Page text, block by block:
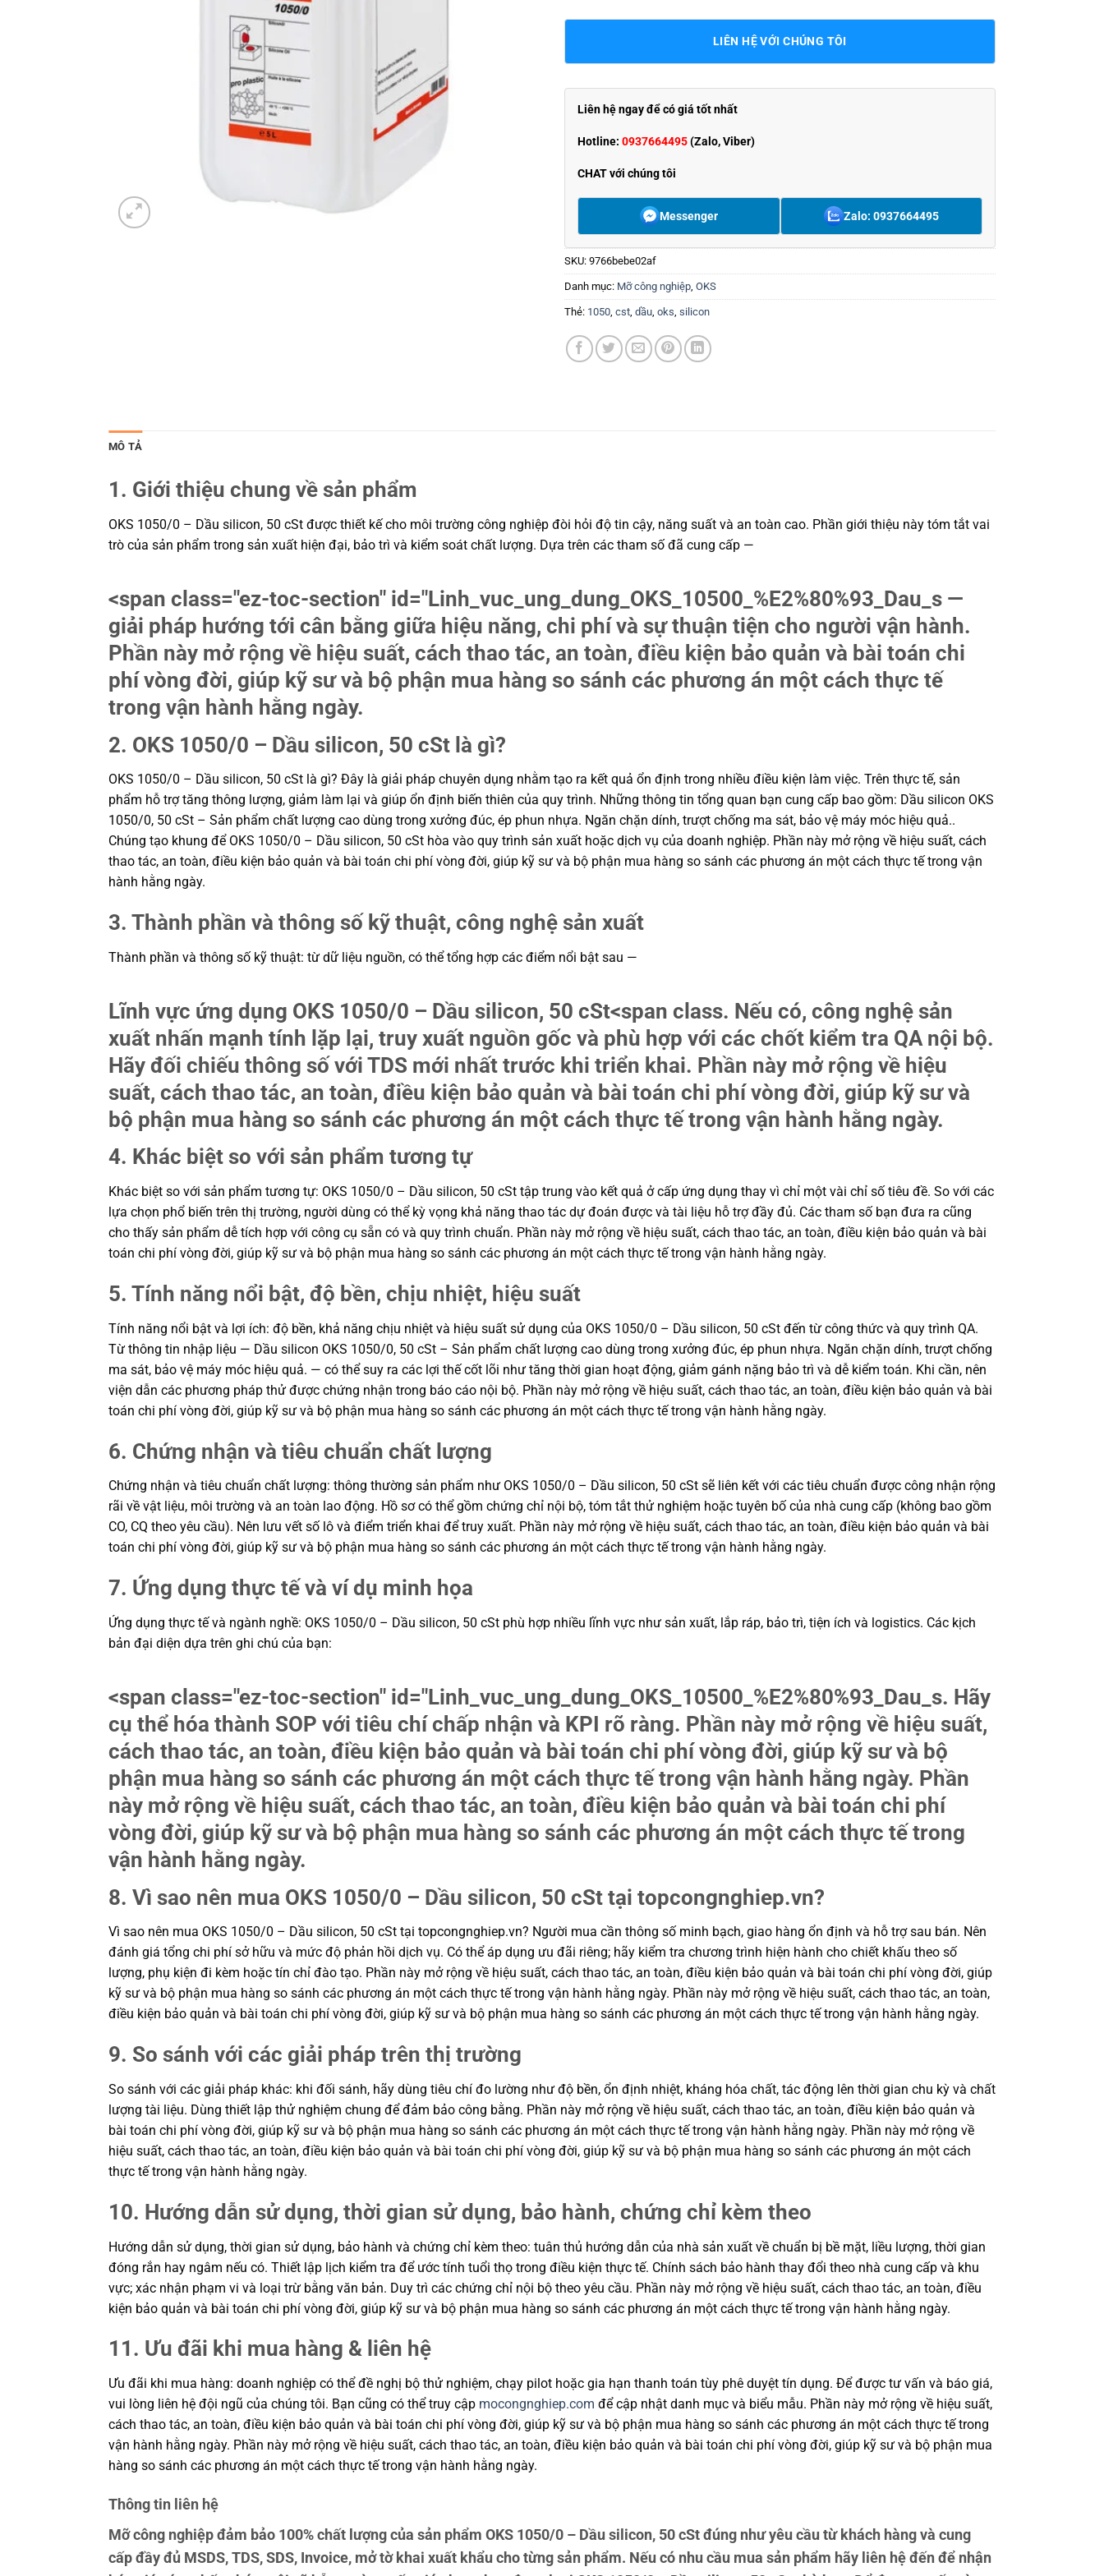
LIÊN HỆ VỚI CHÚNG TÔI
Liên hệ ngay để có giá tốt nhất
Hotline: 0937664495(Zalo, Viber)
CHAT với chúng tôi
Messenger Zalo: 0937664495
SKU: 9766bebe02af
Danh mục: Mỡ công nghiệp, OKS
Thẻ: 1050, cst, dầu, oks, silicon
MÔ TẢ
1. Giới thiệu chung về sản phẩm
OKS 1050/0 – Dầu silicon, 50 cSt được thiết kế cho môi trường công nghiệp đòi hỏi độ tin cậy, năng suất và an toàn cao. Phần giới thiệu này tóm tắt vai
trò của sản phẩm trong sản xuất hiện đại, bảo trì và kiểm soát chất lượng. Dựa trên các tham số đã cung cấp —
<span class="ez-toc-section" id="Linh_vuc_ung_dung_OKS_10500_%E2%80%93_Dau_s —
giải pháp hướng tới cân bằng giữa hiệu năng, chi phí và sự thuận tiện cho người vận hành.
Phần này mở rộng về hiệu suất, cách thao tác, an toàn, điều kiện bảo quản và bài toán chi
phí vòng đời, giúp kỹ sư và bộ phận mua hàng so sánh các phương án một cách thực tế
trong vận hành hằng ngày.
2. OKS 1050/0 – Dầu silicon, 50 cSt là gì?
OKS 1050/0 – Dầu silicon, 50 cSt là gì? Đây là giải pháp chuyên dụng nhằm tạo ra kết quả ổn định trong nhiều điều kiện làm việc. Trên thực tế, sản
phẩm hỗ trợ tăng thông lượng, giảm làm lại và giúp ổn định biến thiên của quy trình. Những thông tin tổng quan bạn cung cấp bao gồm: Dầu silicon OKS
1050/0, 50 cSt – Sản phẩm chất lượng cao dùng trong xưởng đúc, ép phun nhựa. Ngăn chặn dính, trượt chống ma sát, bảo vệ máy móc hiệu quả..
Chúng tạo khung để OKS 1050/0 – Dầu silicon, 50 cSt hòa vào quy trình sản xuất hoặc dịch vụ của doanh nghiệp. Phần này mở rộng về hiệu suất, cách
thao tác, an toàn, điều kiện bảo quản và bài toán chi phí vòng đời, giúp kỹ sư và bộ phận mua hàng so sánh các phương án một cách thực tế trong vận
hành hằng ngày.
3. Thành phần và thông số kỹ thuật, công nghệ sản xuất
Thành phần và thông số kỹ thuật: từ dữ liệu nguồn, có thể tổng hợp các điểm nổi bật sau —
Lĩnh vực ứng dụng OKS 1050/0 – Dầu silicon, 50 cSt<span class. Nếu có, công nghệ sản
xuất nhấn mạnh tính lặp lại, truy xuất nguồn gốc và phù hợp với các chốt kiểm tra QA nội bộ.
Hãy đối chiếu thông số với TDS mới nhất trước khi triển khai. Phần này mở rộng về hiệu
suất, cách thao tác, an toàn, điều kiện bảo quản và bài toán chi phí vòng đời, giúp kỹ sư và
bộ phận mua hàng so sánh các phương án một cách thực tế trong vận hành hằng ngày.
4. Khác biệt so với sản phẩm tương tự
Khác biệt so với sản phẩm tương tự: OKS 1050/0 – Dầu silicon, 50 cSt tập trung vào kết quả ở cấp ứng dụng thay vì chỉ một vài chỉ số tiêu đề. So với các
lựa chọn phổ biến trên thị trường, người dùng có thể kỳ vọng khả năng thao tác dự đoán được và tài liệu hỗ trợ đầy đủ. Các tham số bạn đưa ra cũng
cho thấy sản phẩm dễ tích hợp với công cụ sẵn có và quy trình chuẩn. Phần này mở rộng về hiệu suất, cách thao tác, an toàn, điều kiện bảo quản và bài
toán chi phí vòng đời, giúp kỹ sư và bộ phận mua hàng so sánh các phương án một cách thực tế trong vận hành hằng ngày.
5. Tính năng nổi bật, độ bền, chịu nhiệt, hiệu suất
Tính năng nổi bật và lợi ích: độ bền, khả năng chịu nhiệt và hiệu suất sử dụng của OKS 1050/0 – Dầu silicon, 50 cSt đến từ công thức và quy trình QA.
Từ thông tin nhập liệu — Dầu silicon OKS 1050/0, 50 cSt – Sản phẩm chất lượng cao dùng trong xưởng đúc, ép phun nhựa. Ngăn chặn dính, trượt chống
ma sát, bảo vệ máy móc hiệu quả. — có thể suy ra các lợi thế cốt lõi như tăng thời gian hoạt động, giảm gánh nặng bảo trì và dễ kiểm toán. Khi cần, nên
viện dẫn các phương pháp thử được chứng nhận trong báo cáo nội bộ. Phần này mở rộng về hiệu suất, cách thao tác, an toàn, điều kiện bảo quản và bài
toán chi phí vòng đời, giúp kỹ sư và bộ phận mua hàng so sánh các phương án một cách thực tế trong vận hành hằng ngày.
6. Chứng nhận và tiêu chuẩn chất lượng
Chứng nhận và tiêu chuẩn chất lượng: thông thường sản phẩm như OKS 1050/0 – Dầu silicon, 50 cSt sẽ liên kết với các tiêu chuẩn được công nhận rộng
rãi về vật liệu, môi trường và an toàn lao động. Hồ sơ có thể gồm chứng chỉ nội bộ, tóm tắt thử nghiệm hoặc tuyên bố của nhà cung cấp (không bao gồm
CO, CQ theo yêu cầu). Nên lưu vết số lô và điểm triển khai để truy xuất. Phần này mở rộng về hiệu suất, cách thao tác, an toàn, điều kiện bảo quản và bài
toán chi phí vòng đời, giúp kỹ sư và bộ phận mua hàng so sánh các phương án một cách thực tế trong vận hành hằng ngày.
7. Ứng dụng thực tế và ví dụ minh họa
Ứng dụng thực tế và ngành nghề: OKS 1050/0 – Dầu silicon, 50 cSt phù hợp nhiều lĩnh vực như sản xuất, lắp ráp, bảo trì, tiện ích và logistics. Các kịch
bản đại diện dựa trên ghi chú của bạn:
<span class="ez-toc-section" id="Linh_vuc_ung_dung_OKS_10500_%E2%80%93_Dau_s. Hãy
cụ thể hóa thành SOP với tiêu chí chấp nhận và KPI rõ ràng. Phần này mở rộng về hiệu suất,
cách thao tác, an toàn, điều kiện bảo quản và bài toán chi phí vòng đời, giúp kỹ sư và bộ
phận mua hàng so sánh các phương án một cách thực tế trong vận hành hằng ngày. Phần
này mở rộng về hiệu suất, cách thao tác, an toàn, điều kiện bảo quản và bài toán chi phí
vòng đời, giúp kỹ sư và bộ phận mua hàng so sánh các phương án một cách thực tế trong
vận hành hằng ngày.
8. Vì sao nên mua OKS 1050/0 – Dầu silicon, 50 cSt tại topcongnghiep.vn?
Vì sao nên mua OKS 1050/0 – Dầu silicon, 50 cSt tại topcongnghiep.vn? Người mua cần thông số minh bạch, giao hàng ổn định và hỗ trợ sau bán. Nên
đánh giá tổng chi phí sở hữu và mức độ phản hồi dịch vụ. Có thể áp dụng ưu đãi riêng; hãy kiểm tra chương trình hiện hành cho chiết khấu theo số
lượng, phụ kiện đi kèm hoặc tín chỉ đào tạo. Phần này mở rộng về hiệu suất, cách thao tác, an toàn, điều kiện bảo quản và bài toán chi phí vòng đời, giúp
kỹ sư và bộ phận mua hàng so sánh các phương án một cách thực tế trong vận hành hằng ngày. Phần này mở rộng về hiệu suất, cách thao tác, an toàn,
điều kiện bảo quản và bài toán chi phí vòng đời, giúp kỹ sư và bộ phận mua hàng so sánh các phương án một cách thực tế trong vận hành hằng ngày.
9. So sánh với các giải pháp trên thị trường
So sánh với các giải pháp khác: khi đối sánh, hãy dùng tiêu chí đo lường như độ bền, ổn định nhiệt, kháng hóa chất, tác động lên thời gian chu kỳ và chất
lượng tài liệu. Dùng thiết lập thử nghiệm chung để đảm bảo công bằng. Phần này mở rộng về hiệu suất, cách thao tác, an toàn, điều kiện bảo quản và
bài toán chi phí vòng đời, giúp kỹ sư và bộ phận mua hàng so sánh các phương án một cách thực tế trong vận hành hằng ngày. Phần này mở rộng về
hiệu suất, cách thao tác, an toàn, điều kiện bảo quản và bài toán chi phí vòng đời, giúp kỹ sư và bộ phận mua hàng so sánh các phương án một cách
thực tế trong vận hành hằng ngày.
10. Hướng dẫn sử dụng, thời gian sử dụng, bảo hành, chứng chỉ kèm theo
Hướng dẫn sử dụng, thời gian sử dụng, bảo hành và chứng chỉ kèm theo: tuân thủ hướng dẫn của nhà sản xuất về chuẩn bị bề mặt, liều lượng, thời gian
đóng rắn hay ngâm nếu có. Thiết lập lịch kiểm tra để ước tính tuổi thọ trong điều kiện thực tế. Chính sách bảo hành thay đổi theo nhà cung cấp và khu
vực; xác nhận phạm vi và loại trừ bằng văn bản. Duy trì các chứng chỉ nội bộ theo yêu cầu. Phần này mở rộng về hiệu suất, cách thao tác, an toàn, điều
kiện bảo quản và bài toán chi phí vòng đời, giúp kỹ sư và bộ phận mua hàng so sánh các phương án một cách thực tế trong vận hành hằng ngày.
11. Ưu đãi khi mua hàng & liên hệ
Ưu đãi khi mua hàng: doanh nghiệp có thể đề nghị bộ thử nghiệm, chạy pilot hoặc gia hạn thanh toán tùy phê duyệt tín dụng. Để được tư vấn và báo giá,
vui lòng liên hệ đội ngũ của chúng tôi. Bạn cũng có thể truy cập mocongnghiep.com để cập nhật danh mục và biểu mẫu. Phần này mở rộng về hiệu suất,
cách thao tác, an toàn, điều kiện bảo quản và bài toán chi phí vòng đời, giúp kỹ sư và bộ phận mua hàng so sánh các phương án một cách thực tế trong
vận hành hằng ngày. Phần này mở rộng về hiệu suất, cách thao tác, an toàn, điều kiện bảo quản và bài toán chi phí vòng đời, giúp kỹ sư và bộ phận mua
hàng so sánh các phương án một cách thực tế trong vận hành hằng ngày.
Thông tin liên hệ
Mỡ công nghiệp đảm bảo 100% chất lượng của sản phẩm OKS 1050/0 – Dầu silicon, 50 cSt đúng như yêu cầu từ khách hàng và cung
cấp đầy đủ MSDS, TDS, SDS, Invoice, mở tờ khai xuất khẩu cho từng sản phẩm. Nếu có nhu cầu mua sản phẩm hãy liên hệ đến để nhận